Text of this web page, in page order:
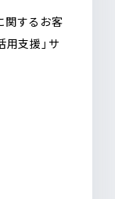
関するお客
用支援」サ